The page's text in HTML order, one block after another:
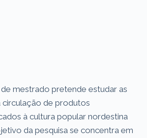
mestrado pretende estudar as
circulação de produtos
à cultura popular nordestina
da pesquisa se concentra em